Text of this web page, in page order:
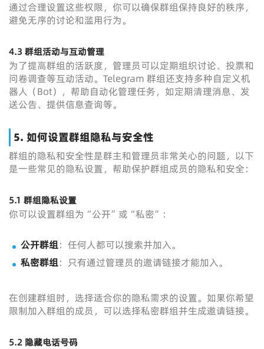
通过合理设置这些权限，你可以确保群组保持良好的秩序，
避免无序的讨论和滥用行为。
4.3 群组活动与互动管理
为了提高群组的活跃度，管理员可以定期组织讨论、投票和
问卷调查等互动活动。Telegram 群组还支持多种自定义机
器人（Bot），帮助自动化管理任务，如定期清理消息、发
送公告、提供信息查询等。
5. 如何设置群组隐私与安全性
群组的隐私和安全性是群主和管理员非常关心的问题，以下
是一些常见的隐私设置，帮助保护群组成员的隐私和安全：
5.1 群组隐私设置
你可以设置群组为“公开”或“私密”：
公开群组：任何人都可以搜索并加入。
私密群组：只有通过管理员的邀请链接才能加入。
在创建群组时，选择适合你的隐私需求的设置。如果你希望
限制加入群组的成员，可以选择私密群组并生成邀请链接。
5.2 隐藏电话号码